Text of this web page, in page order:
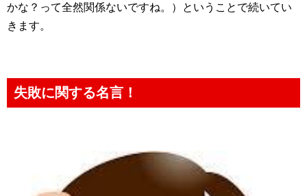
かな？って全然関係ないですね。）ということで続いてい
きます。
失敗に関する名言！